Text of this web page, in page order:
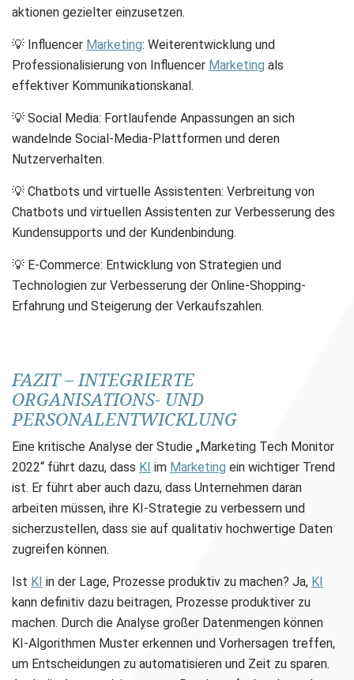
aktionen gezielter einzusetzen.
💡 Influencer Marketing: Weiterentwicklung und
Professionalisierung von Influencer Marketing als
effektiver Kommunikationskanal.
💡 Social Media: Fortlaufende Anpassungen an sich
wandelnde Social-Media-Plattformen und deren
Nutzerverhalten.
💡 Chatbots und virtuelle Assistenten: Verbreitung von
Chatbots und virtuellen Assistenten zur Verbesserung des
Kundensupports und der Kundenbindung.
💡 E-Commerce: Entwicklung von Strategien und
Technologien zur Verbesserung der Online-Shopping-
Erfahrung und Steigerung der Verkaufszahlen.
FAZIT – INTEGRIERTE
ORGANISATIONS- UND
PERSONALENTWICKLUNG
Eine kritische Analyse der Studie „Marketing Tech Monitor
2022“ führt dazu, dass KI im Marketing ein wichtiger Trend
ist. Er führt aber auch dazu, dass Unternehmen daran
arbeiten müssen, ihre KI-Strategie zu verbessern und
sicherzustellen, dass sie auf qualitativ hochwertige Daten
zugreifen können.
Ist KI in der Lage, Prozesse produktiv zu machen? Ja, KI
kann definitiv dazu beitragen, Prozesse produktiver zu
machen. Durch die Analyse großer Datenmengen können
KI-Algorithmen Muster erkennen und Vorhersagen treffen,
um Entscheidungen zu automatisieren und Zeit zu sparen.